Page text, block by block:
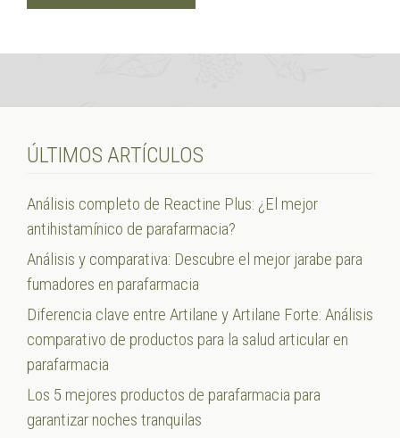
ÚLTIMOS ARTÍCULOS
Análisis completo de Reactine Plus: ¿El mejor
antihistamínico de parafarmacia?
Análisis y comparativa: Descubre el mejor jarabe para
fumadores en parafarmacia
Diferencia clave entre Artilane y Artilane Forte: Análisis
comparativo de productos para la salud articular en
parafarmacia
Los 5 mejores productos de parafarmacia para
garantizar noches tranquilas